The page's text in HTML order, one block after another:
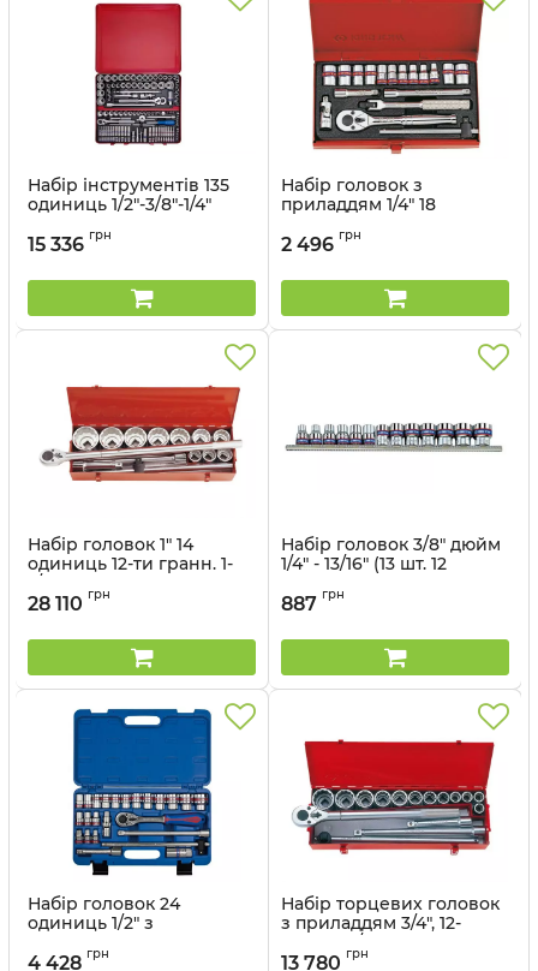
Набір інструментів 135
одиниць 1/2"-3/8"-1/4"
Артикул: 9033CR
15 336 грн
Набір головок з
приладдям 1/4" 18
дюймові в металевому
Артикул: 2019SR
2 496 грн
Набір головок 1" 14
одиниць 12-ти гранн. 1-
7/16", трищітка,
подовжувач в
Артикул: 8015SR
28 110 грн
Набір головок 3/8" дюйм
1/4" - 13/16" (13 шт. 12
Артикул:
887 грн
Набір головок 24
одиниць 1/2" з
пластиковому кейсі
4 428 грн
Набір торцевих головок
з приладдям 3/4", 12-
гранні, 7/8"- 2", 16
одиниць в металевому
13 780 грн